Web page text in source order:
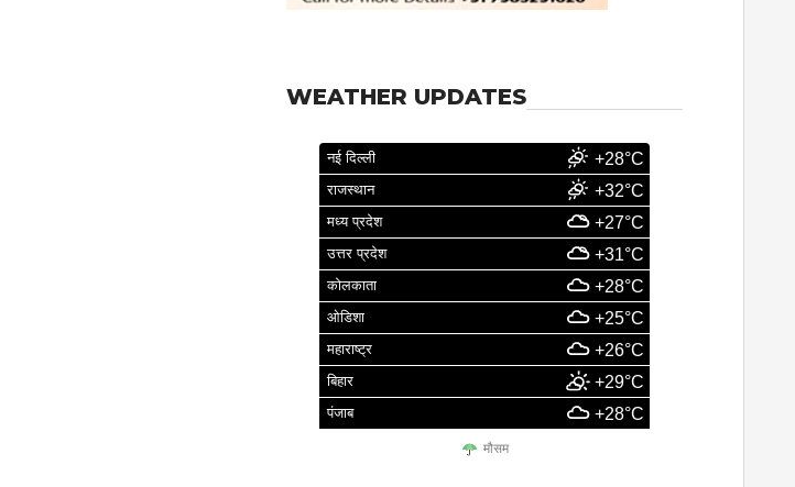
WEATHER UPDATES
नई दिल्ली +28°C
राजस्थान +32°C
मध्य प्रदेश +27°C
उत्तर प्रदेश +31°C
कोलकाता +28°C
ओडिशा +25°C
महाराष्ट्र +26°C
बिहार +29°C
पंजाब +28°C
मौसम